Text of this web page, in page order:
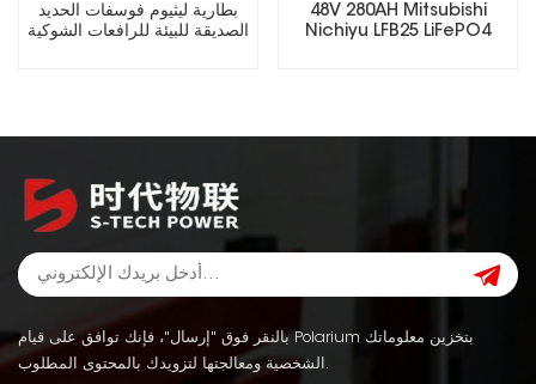
بطارية ليثيوم فوسفات الحديد
الصديقة للبيئة للرافعات الشوكية
48V 280AH Mitsubishi
Nichiyu LFB25 LiFePO4
بالنقر فوق "إرسال"، فإنك توافق على قيام Polarium بتخزين معلوماتك
الشخصية ومعالجتها لتزويدك بالمحتوى المطلوب.